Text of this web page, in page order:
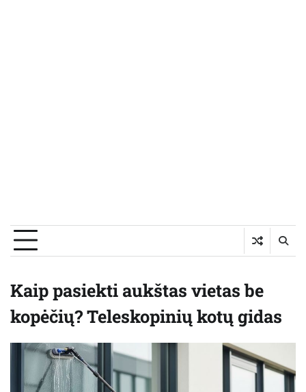
Kaip pasiekti aukštas vietas be
kopėčių? Teleskopinių kotų gidas